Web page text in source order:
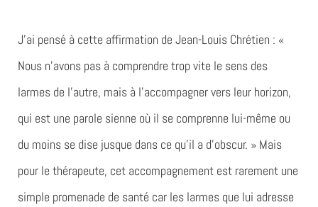
J’ai pensé à cette affirmation de Jean-Louis Chrétien : «
Nous n’avons pas à comprendre trop vite le sens des
larmes de l’autre, mais à l’accompagner vers leur horizon,
qui est une parole sienne où il se comprenne lui-même ou
du moins se dise jusque dans ce qu’il a d’obscur. » Mais
pour le thérapeute, cet accompagnement est rarement une
simple promenade de santé car les larmes que lui adresse